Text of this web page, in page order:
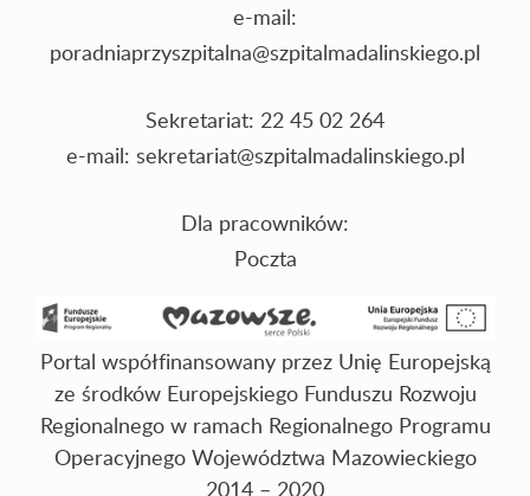
e-mail:
poradniaprzyszpitalna@szpitalmadalinskiego.pl
Sekretariat: 22 45 02 264
e-mail: sekretariat@szpitalmadalinskiego.pl
Dla pracowników:
Poczta
Portal współfinansowany przez Unię Europejską
ze środków Europejskiego Funduszu Rozwoju
Regionalnego w ramach Regionalnego Programu
Operacyjnego Województwa Mazowieckiego
2014 – 2020